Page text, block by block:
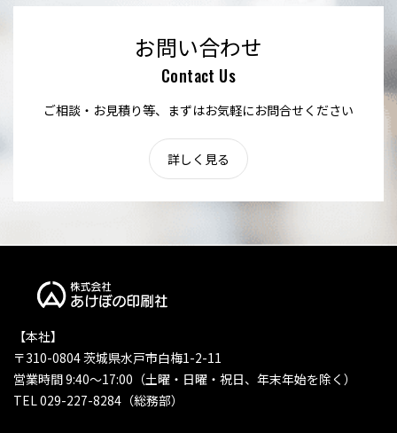
お問い合わせ
Contact Us
ご相談・お見積り等、まずはお気軽にお問合せください
詳しく見る
【本社】
〒310-0804 茨城県水戸市白梅1-2-11
営業時間 9:40〜17:00（土曜・日曜・祝日、年末年始を除く）
TEL 029-227-8284（総務部）